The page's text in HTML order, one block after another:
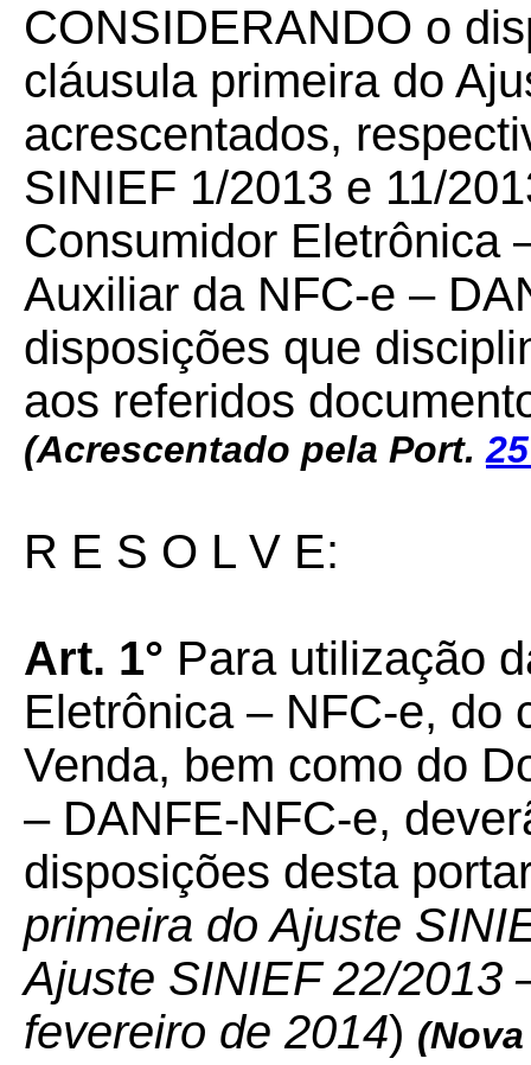
CONSIDERANDO o
cláusula primeira do
acrescentados,
SINIEF 1/2013 e 11/
Consumidor Eletrônica
Auxiliar da NFC-e –
disposições que
aos referidos
(Acrescentado pela Port.
R E S O L V E:
Art. 1° Para utilização
Eletrônica – NFC-e, do
Venda, bem como do
– DANFE-NFC-e,
disposições desta
primeira do Ajuste
Ajuste SINIEF 22/2013
fevereiro de 2014)